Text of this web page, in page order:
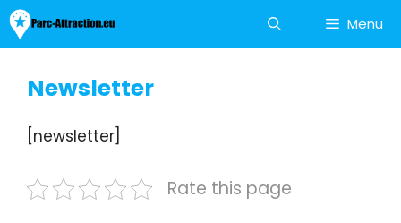
Aller
au
contenu
Menu
Newsletter
[newsletter]
Rate this page